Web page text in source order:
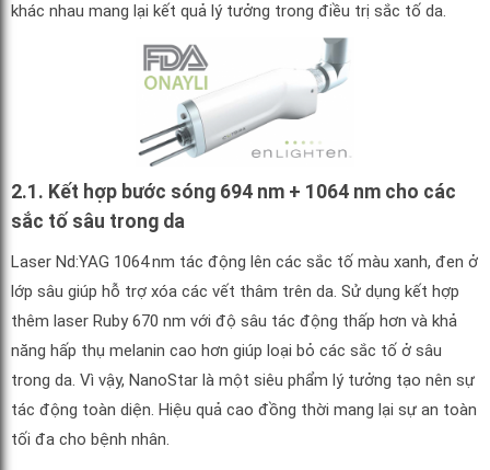
khác nhau mang lại kết quả lý tưởng trong điều trị sắc tố da.
2.1. Kết hợp bước sóng 694 nm + 1064 nm cho các
sắc tố sâu trong da
Laser Nd:YAG 1064 nm tác động lên các sắc tố màu xanh, đen ở
lớp sâu giúp hỗ trợ xóa các vết thâm trên da. Sử dụng kết hợp
thêm laser Ruby 670 nm với độ sâu tác động thấp hơn và khả
năng hấp thụ melanin cao hơn giúp loại bỏ các sắc tố ở sâu
trong da. Vì vậy, NanoStar là một siêu phẩm lý tưởng tạo nên sự
tác động toàn diện. Hiệu quả cao đồng thời mang lại sự an toàn
tối đa cho bệnh nhân.